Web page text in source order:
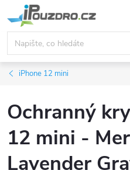
na
obsah
iPhone 12 mini
Ochranný
12 mini -
Lavender